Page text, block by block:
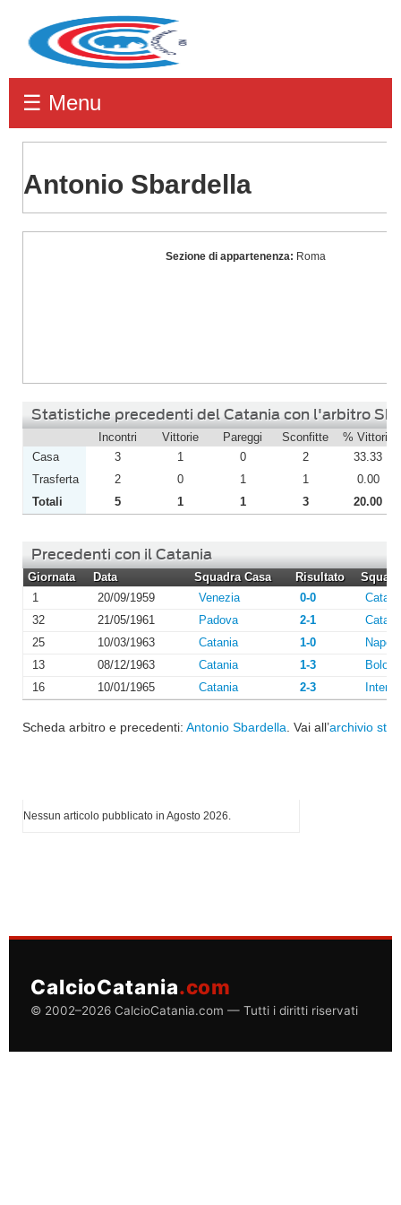
☰ Menu
Antonio Sbardella
Sbardella
Sezione di appartenenza: Roma
Statistiche precedenti del Catania con l'arbitro
Incontri Vittorie Pareggi Sconfitte % Vittorie
Casa
3 1 0 2
33.33
Trasferta
2 0 1 1
0.00
Totali
5 1 1 3 20.00
Precedenti con il Catania
Giornata Data Squadra Casa Risultato
1
20/09/1959 Venezia 0-0
32
21/05/1961 Padova 2-1
25
10/03/1963 Catania 1-0
Napoli
13
08/12/1963 Catania 1-3
16
10/01/1965 Catania 2-3 Inter
Scheda arbitro e precedenti: Antonio Sbardella . Vai all’archivio
Nessun articolo pubblicato in Agosto 2026.
CalcioCatania.com
© 2002–2026 CalcioCatania.com — Tutti i diritti riservati